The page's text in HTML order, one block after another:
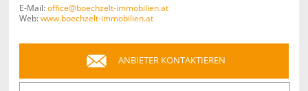
E-Mail:office@boechzelt-immobilien.at
Web:www.boechzelt-immobilien.at
ANBIETER KONTAKTIEREN